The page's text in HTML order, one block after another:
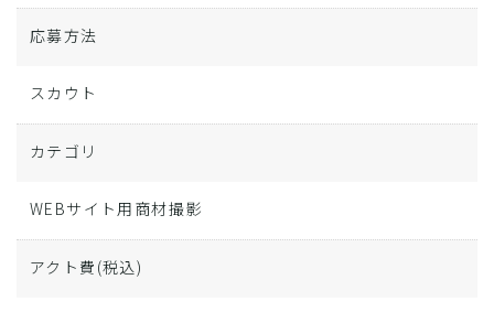
応募方法
スカウト
カテゴリ
WEBサイト用商材撮影
アクト費 (税込)